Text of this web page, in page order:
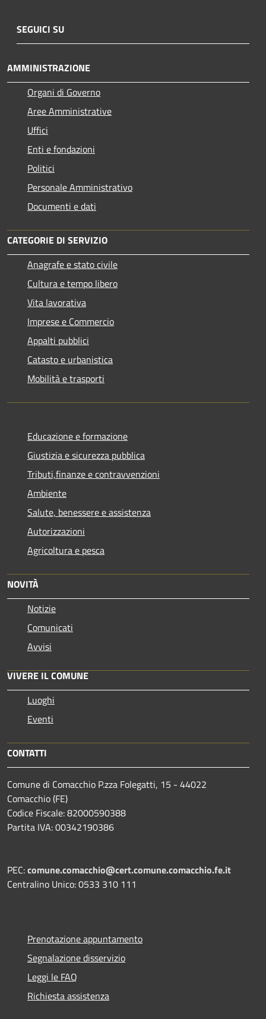
SEGUICI SU
AMMINISTRAZIONE
Organi di Governo
Aree Amministrative
Uffici
Enti e fondazioni
Politici
Personale Amministrativo
Documenti e dati
CATEGORIE DI SERVIZIO
Anagrafe e stato civile
Cultura e tempo libero
Vita lavorativa
Imprese e Commercio
Appalti pubblici
Catasto e urbanistica
Mobilità e trasporti
Educazione e formazione
Giustizia e sicurezza pubblica
Tributi,finanze e contravvenzioni
Ambiente
Salute, benessere e assistenza
Autorizzazioni
Agricoltura e pesca
NOVITÀ
Notizie
Comunicati
Avvisi
VIVERE IL COMUNE
Luoghi
Eventi
CONTATTI
Comune di Comacchio P.zza Folegatti, 15 - 44022
Comacchio (FE)
Codice Fiscale: 82000590388
Partita IVA: 00342190386
PEC:comune.comacchio@cert.comune.comacchio.fe.it
Centralino Unico: 0533 310 111
Prenotazione appuntamento
Segnalazione disservizio
Leggi le FAQ
Richiesta assistenza